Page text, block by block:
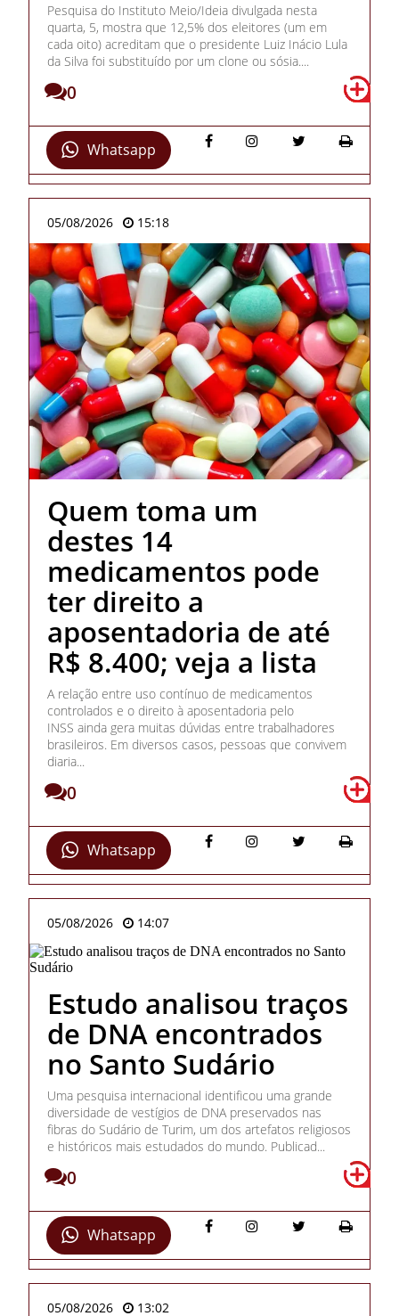
Pesquisa do Instituto Meio/Ideia divulgada nesta
quarta, 5, mostra que 12,5% dos eleitores (um em
cada oito) acreditam que o presidente Luiz Inácio Lula
da Silva foi substituído por um clone ou sósia....
0
Whatsapp
05/08/2026 15:18
Quem toma um
destes 14
medicamentos pode
ter direito a
aposentadoria de até
R$ 8.400; veja a lista
A relação entre uso contínuo de medicamentos
controlados e o direito à aposentadoria pelo
INSS ainda gera muitas dúvidas entre trabalhadores
brasileiros. Em diversos casos, pessoas que convivem
diaria...
0
Whatsapp
05/08/2026 14:07
Estudo analisou traços
de DNA encontrados
no Santo Sudário
Uma pesquisa internacional identificou uma grande
diversidade de vestígios de DNA preservados nas
fibras do Sudário de Turim, um dos artefatos religiosos
e históricos mais estudados do mundo. Publicad...
0
Whatsapp
05/08/2026 13:02